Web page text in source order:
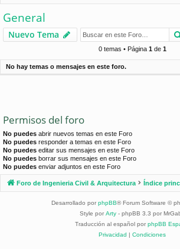
es
rá
pi
d
General
Nuevo Tema
0 temas • Página 1de 1
No hay temas o mensajes en este foro.
Permisos del foro
No puedes abrir nuevos temas en este Foro
No puedes responder a temas en este Foro
No puedes editar sus mensajes en este Foro
No puedes borrar sus mensajes en este Foro
No puedes enviar adjuntos en este Foro
Foro de Ingenieria Civil & Arquitectura Índice
Desarrollado por phpBB® Forum Software ©
Style por Arty - phpBB 3.3 por
Traducción al español por phpBB
Privacidad | Condiciones